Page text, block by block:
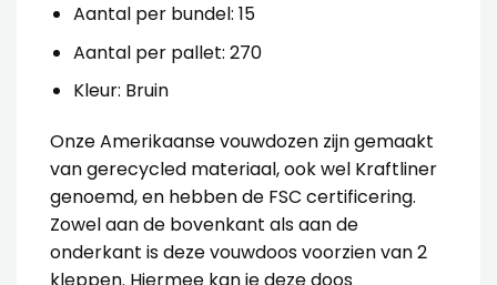
Aantal per bundel: 15
Aantal per pallet: 270
Kleur: Bruin
Onze Amerikaanse vouwdozen zijn gemaakt
van gerecycled materiaal, ook wel Kraftliner
genoemd, en hebben de FSC certificering.
Zowel aan de bovenkant als aan de
onderkant is deze vouwdoos voorzien van 2